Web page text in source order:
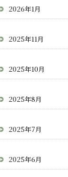
2026年1月
2025年11月
2025年10月
2025年8月
2025年7月
2025年6月